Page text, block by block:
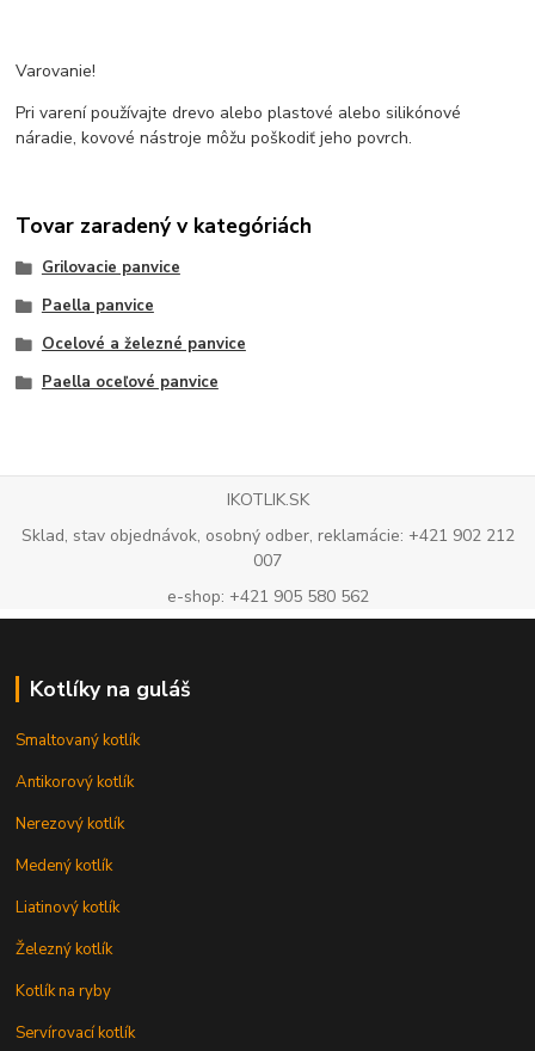
Varovanie!
Pri varení používajte drevo alebo plastové alebo silikónové
náradie, kovové nástroje môžu poškodiť jeho povrch.
Tovar zaradený v kategóriách
Grilovacie panvice
Paella panvice
Ocelové a železné panvice
Paella oceľové panvice
IKOTLIK.SK
Sklad, stav objednávok, osobný odber, reklamácie: +421 902 212
007
e-shop: +421 905 580 562
Kotlíky na guláš
Smaltovaný kotlík
Antikorový kotlík
Nerezový kotlík
Medený kotlík
Liatinový kotlík
Železný kotlík
Kotlík na ryby
Servírovací kotlík